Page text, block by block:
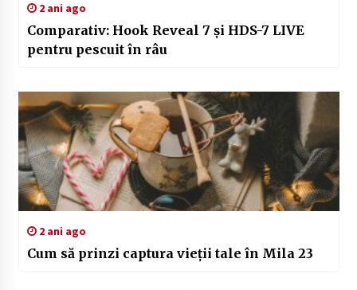
2 ani ago
Comparativ: Hook Reveal 7 și HDS-7 LIVE
pentru pescuit în râu
2 ani ago
Cum să prinzi captura vieții tale în Mila 23